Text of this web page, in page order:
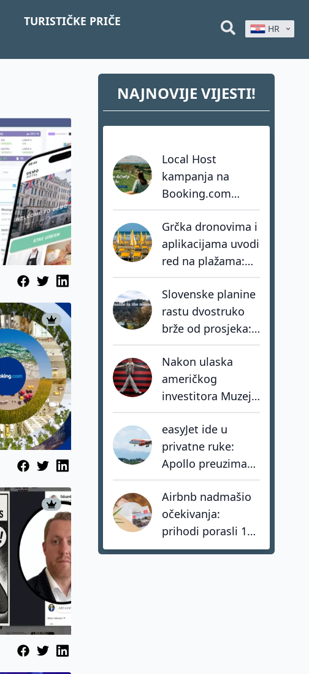
TURISTIČKE PRIČE
HR
NAJNOVIJE VIJESTI!
Local Host
kampanja na
Booking.com
ostvarila više od
osam milijuna
impresija
Grčka dronovima i
aplikacijama uvodi
red na plažama:
Kazne za kršenje
zakona i do 73.000
eura
Slovenske planine
rastu dvostruko
brže od prosjeka:
coolcation je
samo dio priče
Nakon ulaska
američkog
investitora Muzej
Iluzija ubrzava
razvoj vlastite
mreže muzeja
easyJet ide u
privatne ruke:
Apollo preuzima
jednog od
najvećih europskih
low-cost
prijevoznika
Airbnb nadmašio
očekivanja:
prihodi porasli 17
posto, hoteli rastu